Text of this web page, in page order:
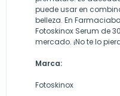
puede usar en
belleza. En
Fotoskinox Serum de
mercado. ¡No te lo
Marca:
Fotoskinox